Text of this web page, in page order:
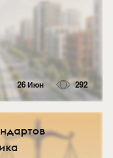
26 Июн 292